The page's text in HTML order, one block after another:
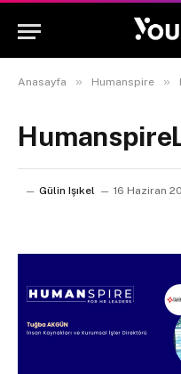
Anasayfa » Humanspire »
Gülin Işıkel 16 Haziran